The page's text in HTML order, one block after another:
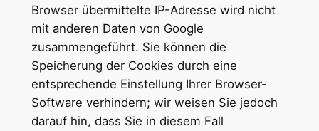
Browser übermittelte IP-Adresse wird nicht
mit anderen Daten von Google
zusammengeführt. Sie können die
Speicherung der Cookies durch eine
entsprechende Einstellung Ihrer Browser-
Software verhindern; wir weisen Sie jedoch
darauf hin, dass Sie in diesem Fall